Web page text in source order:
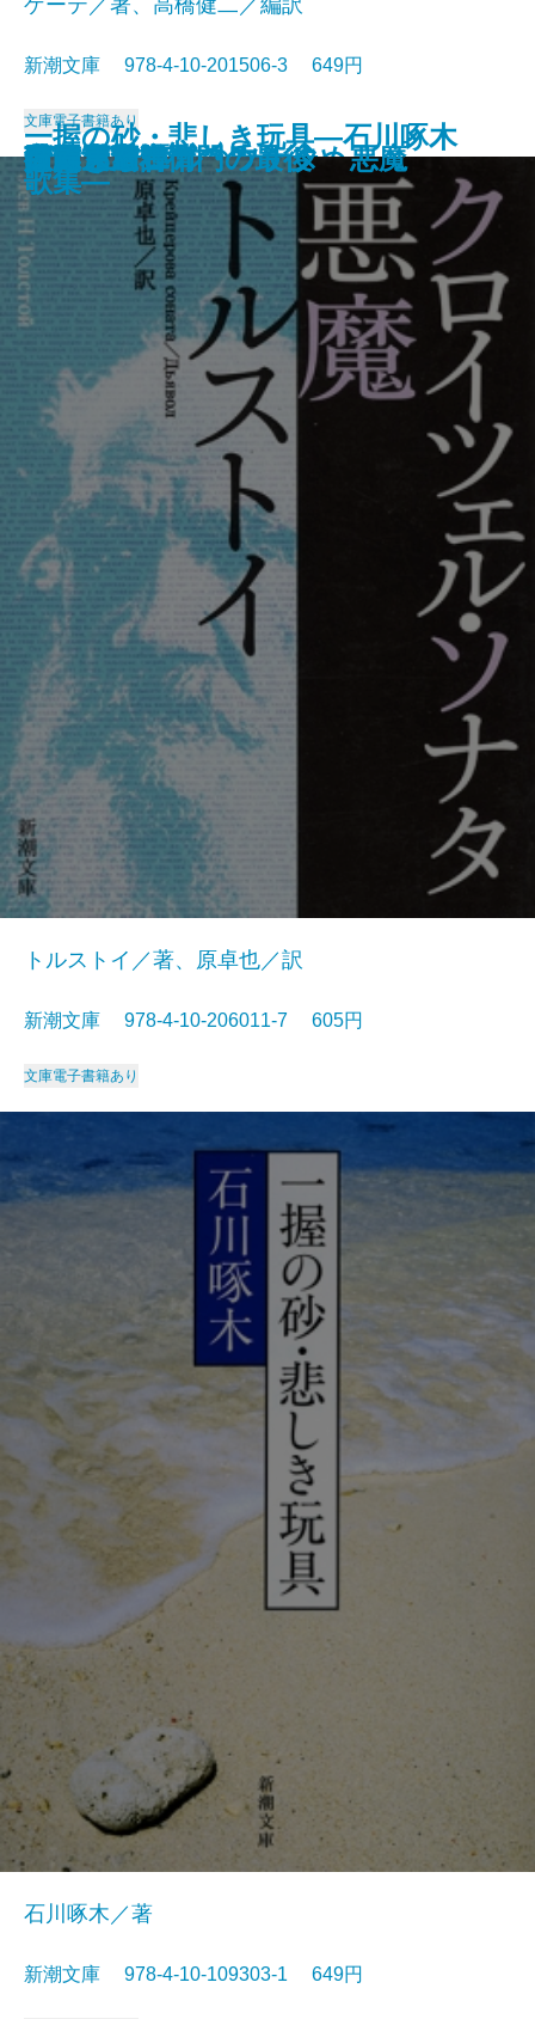
愛と死
絵のない絵本
田舎教師
変身
硝子戸の中
田園交響楽
倫敦塔・幻影の盾
光あるうち光の中を歩め
真理先生
ゲーテ格言集
ゲーテ／著、高橋健二／編訳
新潮文庫 978-4-10-201506-3 649円
文庫電子書籍あり
クロイツェル・ソナタ 悪魔
トルストイ／著、原卓也／訳
新潮文庫 978-4-10-206011-7 605円
文庫電子書籍あり
一握の砂・悲しき玩具―石川啄木
歌集―
石川啄木／著
新潮文庫 978-4-10-109303-1 649円
行人
人間ぎらい
蒲団・重右衛門の最後
こころ
白鯨〔下〕
白鯨〔上〕
彼岸過迄
ぼく東綺譚